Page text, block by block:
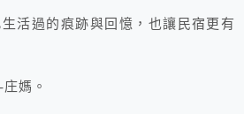
活過的痕跡與回憶，也讓民宿更有
-庄媽。